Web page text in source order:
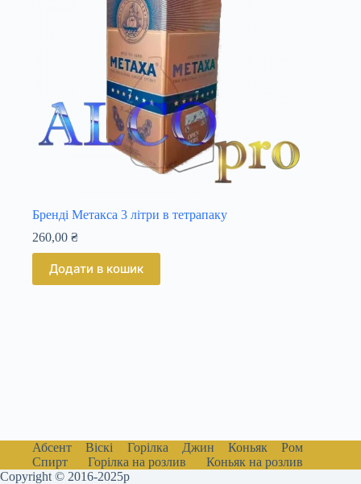
Бренді Метакса 3 літри в тетрапаку
260,00 ₴
Додати в кошик
Абсент Віскі Горілка Джин Коньяк
Ром
Спирт
Горілка на розлив
Коньяк на розлив
Copyright © 2016-2025р